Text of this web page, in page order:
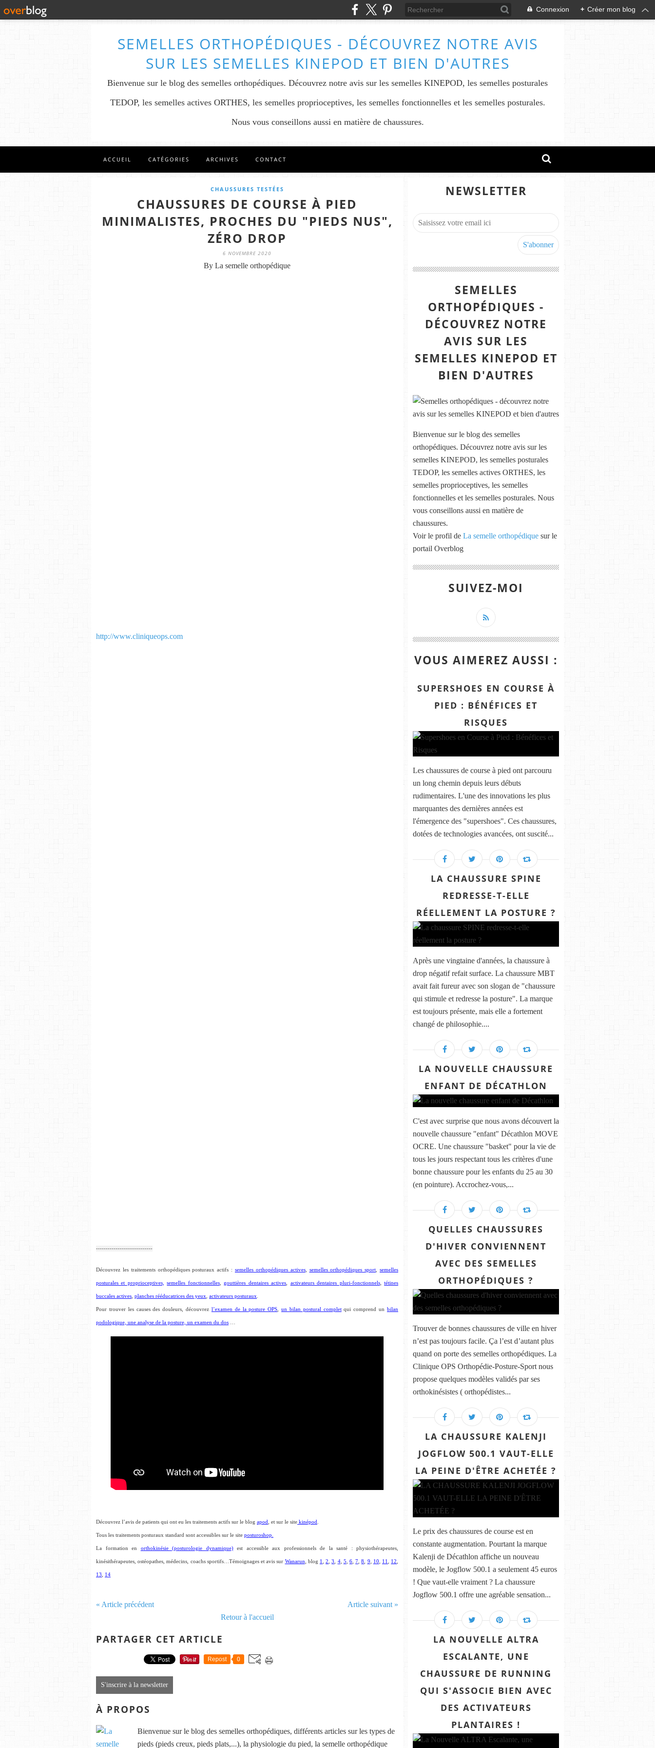
Connexion + Créer mon blog
SEMELLES ORTHOPÉDIQUES - DÉCOUVREZ NOTRE AVIS
SUR LES SEMELLES KINEPOD ET BIEN D'AUTRES
Bienvenue sur le blog des semelles orthopédiques. Découvrez notre avis sur les semelles KINEPOD, les semelles posturales
TEDOP, les semelles actives ORTHES, les semelles proprioceptives, les semelles fonctionnelles et les semelles posturales.
Nous vous conseillons aussi en matière de chaussures.
ACCUEIL CATÉGORIES ARCHIVES CONTACT
CHAUSSURES TESTÉES
CHAUSSURES DE COURSE À PIED
MINIMALISTES, PROCHES DU "PIEDS NUS",
ZÉRO DROP
6 NOVEMBRE 2020
By La semelle orthopédique
http://www.cliniqueops.com
-----------------------------
Découvrez les traitements orthopédiques posturaux actifs : semelles orthopédiques actives, semelles orthopédiques sport ,semelles
posturales et proprioceptives, semelles fonctionnelles,gouttières dentaires actives activateurs dentaires pluri-fonctionnels,tétines
buccales actives planches rééducatrices des yeux activateurs posturaux
Pour trouver les causes des douleurs, découvrez l’examen de la posture OPS ,un bilan postural completqui comprend unbilan
podologique, une analyse de la posture, un examen du dos
Découvrez l’avis de patients qui ont eu les traitements actifs sur le blog apod , et sur le site kinépod
Tous les traitements posturaux standard sont accessibles sur le site posturoshop.
La formation en orthokinésie (posturologie dynamique)est accessible aux professionnels de la santé : physiothérapeutes,
kinésithérapeutes, ostéopathes, médecins, coachs sportifs…Témoignages et avis sur Wanarun , blog 1 ,2 ,3 4, 5 6,7 ,8 9 10 11 12
13 14
« Article précédent
Article suivant »
Retour à l'accueil
PARTAGER CET ARTICLE
Repost 0
S'inscrire à la newsletter
À PROPOS
Bienvenue sur le blog des semelles orthopédiques, différents articles sur les types de
pieds (pieds creux, pieds plats,...), la physiologie du pied, la semelle orthopédique
NEWSLETTER
SEMELLES
ORTHOPÉDIQUES -
DÉCOUVREZ NOTRE
AVIS SUR LES
SEMELLES KINEPOD ET
BIEN D'AUTRES
Bienvenue sur le blog des semelles
orthopédiques. Découvrez notre avis sur les
semelles KINEPOD, les semelles posturales
TEDOP, les semelles actives ORTHES, les
semelles proprioceptives, les semelles
fonctionnelles et les semelles posturales. Nous
vous conseillons aussi en matière de
chaussures.
Voir le profil de La semelle orthopédique sur le
portail Overblog
SUIVEZ-MOI
VOUS AIMEREZ AUSSI :
SUPERSHOES EN COURSE À
PIED : BÉNÉFICES ET
RISQUES
Les chaussures de course à pied ont parcouru
un long chemin depuis leurs débuts
rudimentaires. L'une des innovations les plus
marquantes des dernières années est
l'émergence des "supershoes". Ces chaussures,
dotées de technologies avancées, ont suscité...
LA CHAUSSURE SPINE
REDRESSE-T-ELLE
RÉELLEMENT LA POSTURE ?
Après une vingtaine d'années, la chaussure à
drop négatif refait surface. La chaussure MBT
avait fait fureur avec son slogan de "chaussure
qui stimule et redresse la posture". La marque
est toujours présente, mais elle a fortement
changé de philosophie....
LA NOUVELLE CHAUSSURE
ENFANT DE DÉCATHLON
C'est avec surprise que nous avons découvert la
nouvelle chaussure "enfant" Décathlon MOVE
OCRE. Une chaussure "basket" pour la vie de
tous les jours respectant tous les critères d'une
bonne chaussure pour les enfants du 25 au 30
(en pointure). Accrochez-vous,...
QUELLES CHAUSSURES
D'HIVER CONVIENNENT
AVEC DES SEMELLES
ORTHOPÉDIQUES ?
Trouver de bonnes chaussures de ville en hiver
n’est pas toujours facile. Ça l’est d’autant plus
quand on porte des semelles orthopédiques. La
Clinique OPS Orthopédie-Posture-Sport nous
propose quelques modèles validés par ses
orthokinésistes ( orthopédistes...
LA CHAUSSURE KALENJI
JOGFLOW 500.1 VAUT-ELLE
LA PEINE D'ÊTRE ACHETÉE ?
Le prix des chaussures de course est en
constante augmentation. Pourtant la marque
Kalenji de Décathlon affiche un nouveau
modèle, le Jogflow 500.1 a seulement 45 euros
! Que vaut-elle vraiment ? La chaussure
Jogflow 500.1 offre une agréable sensation...
LA NOUVELLE ALTRA
ESCALANTE, UNE
CHAUSSURE DE RUNNING
QUI S'ASSOCIE BIEN AVEC
DES ACTIVATEURS
PLANTAIRES !